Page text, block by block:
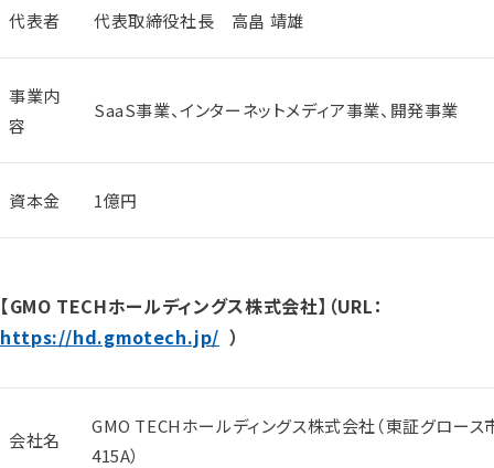
代表者 代表取締役社長 高畠 靖雄
事業内
容
SaaS事業、インターネットメディア事業、開発事業
資本金 1億円
【GMO TECHホールディングス株式会社】（URL：
https://hd.gmotech.jp/ ）
会社名
GMO TECHホールディングス株式会社（東証グロー
415A）